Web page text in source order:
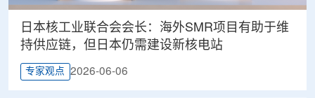
日本核工业联合会会长：海外SMR项目有助于维
持供应链，但日本仍需建设新核电站
专家观点 2026-06-06